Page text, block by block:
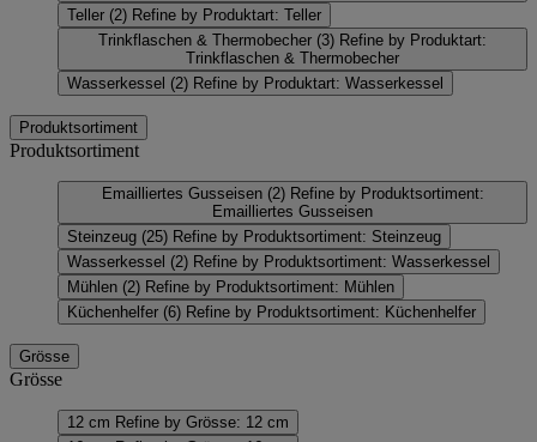
Teller (2) Refine by Produktart: Teller
Trinkflaschen & Thermobecher (3) Refine by Produktart:
Trinkflaschen & Thermobecher
Wasserkessel (2) Refine by Produktart: Wasserkessel
Produktsortiment
Produktsortiment
Emailliertes Gusseisen (2) Refine by Produktsortiment:
Emailliertes Gusseisen
Steinzeug (25) Refine by Produktsortiment: Steinzeug
Wasserkessel (2) Refine by Produktsortiment: Wasserkessel
Mühlen (2) Refine by Produktsortiment: Mühlen
Küchenhelfer (6) Refine by Produktsortiment: Küchenhelfer
Grösse
Grösse
12 cm Refine by Grösse: 12 cm